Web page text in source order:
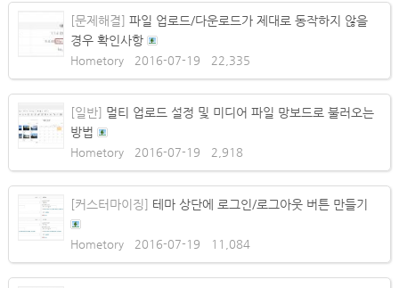
[문제해결] 파일 업로드/다운로드가 제대로 동작하지 않을
경우 확인사항
Hometory 2016-07-19 22,335
[일반] 멀티 업로드 설정 및 미디어 파일 망보드로 불러오는
방법
Hometory 2016-07-19 2,918
[커스터마이징] 테마 상단에 로그인/로그아웃 버튼 만들기
Hometory 2016-07-19 11,084